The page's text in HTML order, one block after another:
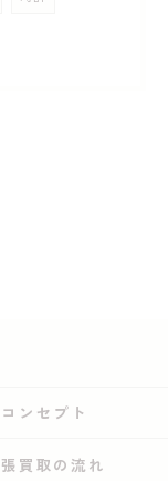
コンセプト
買取の流れ